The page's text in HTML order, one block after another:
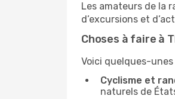
Les amateurs de la
d’excursions et
Choses à faire à
Voici quelques-
Cyclisme et
naturels de